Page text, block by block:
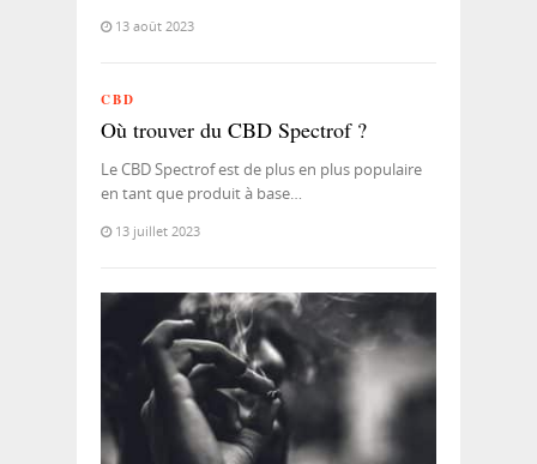
13 août 2023
CBD
Où trouver du CBD Spectrof ?
Le CBD Spectrof est de plus en plus populaire
en tant que produit à base…
13 juillet 2023